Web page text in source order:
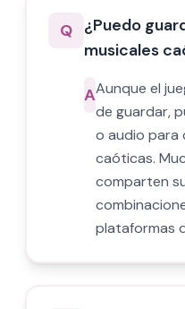
Q ¿Puedo
musicales
AAunque el
de guardar,
o audio para
caóticas.
comparten
plataformas